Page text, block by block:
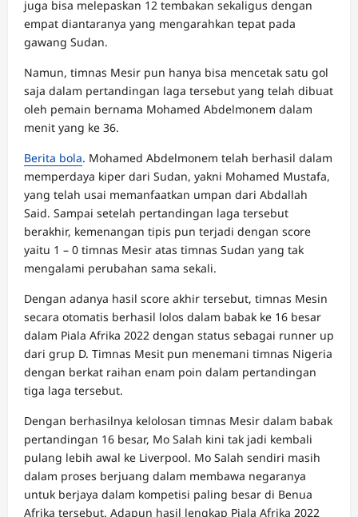
juga bisa melepaskan 12 tembakan sekaligus dengan
empat diantaranya yang mengarahkan tepat pada
gawang Sudan.
Namun, timnas Mesir pun hanya bisa mencetak satu gol
saja dalam pertandingan laga tersebut yang telah dibuat
oleh pemain bernama Mohamed Abdelmonem dalam
menit yang ke 36.
Berita bola. Mohamed Abdelmonem telah berhasil dalam
memperdaya kiper dari Sudan, yakni Mohamed Mustafa,
yang telah usai memanfaatkan umpan dari Abdallah
Said. Sampai setelah pertandingan laga tersebut
berakhir, kemenangan tipis pun terjadi dengan score
yaitu 1 – 0 timnas Mesir atas timnas Sudan yang tak
mengalami perubahan sama sekali.
Dengan adanya hasil score akhir tersebut, timnas Mesin
secara otomatis berhasil lolos dalam babak ke 16 besar
dalam Piala Afrika 2022 dengan status sebagai runner up
dari grup D. Timnas Mesit pun menemani timnas Nigeria
dengan berkat raihan enam poin dalam pertandingan
tiga laga tersebut.
Dengan berhasilnya kelolosan timnas Mesir dalam babak
pertandingan 16 besar, Mo Salah kini tak jadi kembali
pulang lebih awal ke Liverpool. Mo Salah sendiri masih
dalam proses berjuang dalam membawa negaranya
untuk berjaya dalam kompetisi paling besar di Benua
Afrika tersebut. Adapun hasil lengkap Piala Afrika 2022